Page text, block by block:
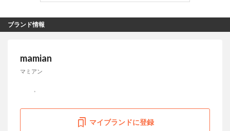
ブランド情報
mamian
マミアン
マイブランドに登録